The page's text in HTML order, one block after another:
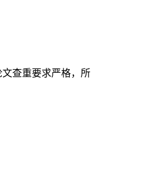
查重要求严格，所